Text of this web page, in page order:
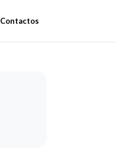
Contactos